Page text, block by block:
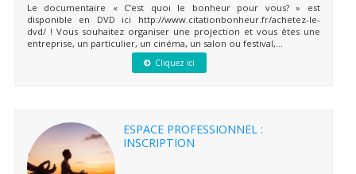
Le documentaire « C’est quoi le bonheur pour vous? » est
disponible en DVD ici http://www.citationbonheur.fr/achetez-le-
dvd/ ! Vous souhaitez organiser une projection et vous êtes une
entreprise, un particulier, un cinéma, un salon ou festival,...
Cliquez ici
ESPACE PROFESSIONNEL :
INSCRIPTION